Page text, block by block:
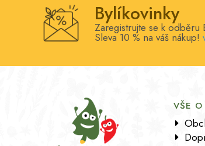
Bylíkovinky
Zaregistrujte se k odběru
Sleva 10 % na váš nákup!
VŠE O